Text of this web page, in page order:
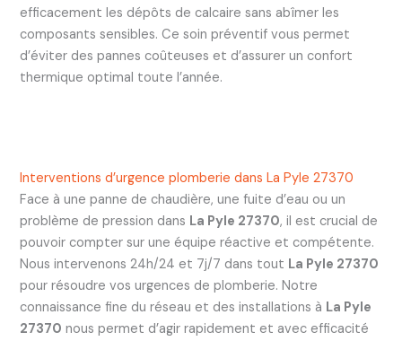
efficacement les dépôts de calcaire sans abîmer les
composants sensibles. Ce soin préventif vous permet
d’éviter des pannes coûteuses et d’assurer un confort
thermique optimal toute l’année.
Interventions d’urgence plomberie dans La Pyle 27370
Face à une panne de chaudière, une fuite d’eau ou un
problème de pression dans La Pyle 27370, il est crucial de
pouvoir compter sur une équipe réactive et compétente.
Nous intervenons 24h/24 et 7j/7 dans tout La Pyle 27370
pour résoudre vos urgences de plomberie. Notre
connaissance fine du réseau et des installations à La Pyle
27370 nous permet d’agir rapidement et avec efficacité